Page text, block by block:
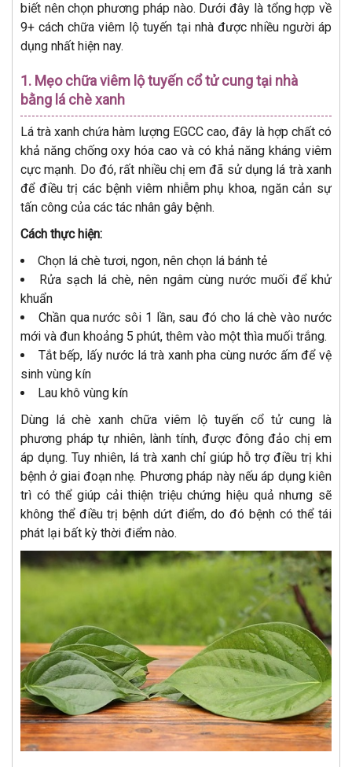
biết nên chọn phương pháp nào. Dưới đây là tổng hợp về
9+ cách chữa viêm lộ tuyến tại nhà được nhiều người áp
dụng nhất hiện nay.
1. Mẹo chữa viêm lộ tuyến cổ tử cung tại nhà
bằng lá chè xanh
Lá trà xanh chứa hàm lượng EGCC cao, đây là hợp chất có
khả năng chống oxy hóa cao và có khả năng kháng viêm
cực mạnh. Do đó, rất nhiều chị em đã sử dụng lá trà xanh
để điều trị các bệnh viêm nhiễm phụ khoa, ngăn cản sự
tấn công của các tác nhân gây bệnh.
Cách thực hiện:
Chọn lá chè tươi, ngon, nên chọn lá bánh tẻ
Rửa sạch lá chè, nên ngâm cùng nước muối để khử
khuẩn
Chần qua nước sôi 1 lần, sau đó cho lá chè vào nước
mới và đun khoảng 5 phút, thêm vào một thìa muối trắng.
Tắt bếp, lấy nước lá trà xanh pha cùng nước ấm để vệ
sinh vùng kín
Lau khô vùng kín
Dùng lá chè xanh chữa viêm lộ tuyến cổ tử cung là
phương pháp tự nhiên, lành tính, được đông đảo chị em
áp dụng. Tuy nhiên, lá trà xanh chỉ giúp hỗ trợ điều trị khi
bệnh ở giai đoạn nhẹ. Phương pháp này nếu áp dụng kiên
trì có thể giúp cải thiện triệu chứng hiệu quả nhưng sẽ
không thể điều trị bệnh dứt điểm, do đó bệnh có thể tái
phát lại bất kỳ thời điểm nào.